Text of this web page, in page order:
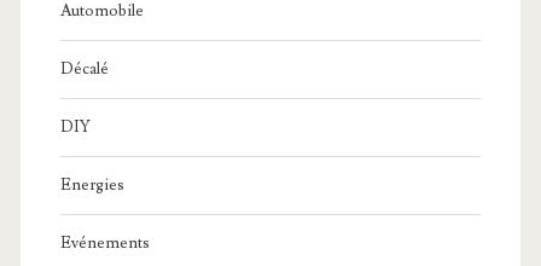
Automobile
Décalé
DIY
Energies
Evénements